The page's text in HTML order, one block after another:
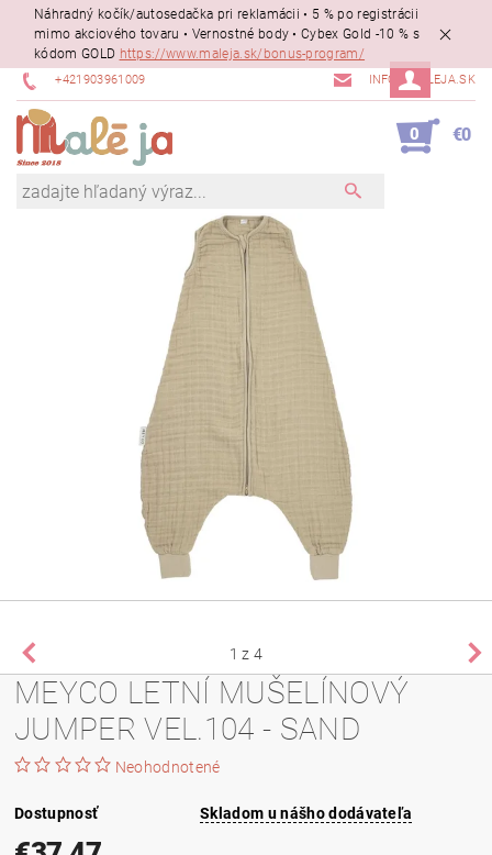
Náhradný kočík/autosedačka pri reklamácii • 5 % po registrácii
mimo akciového tovaru • Vernostné body • Cybex Gold -10 % s
kódom GOLD https://www.maleja.sk/bonus-program/
+421903961009 INFO@MALEJA.SK
0 €0
1 z 4
MEYCO LETNÍ MUŠELÍNOVÝ
JUMPER VEL.104 - SAND
Neohodnotené
Dostupnosť Skladom u nášho dodávateľa